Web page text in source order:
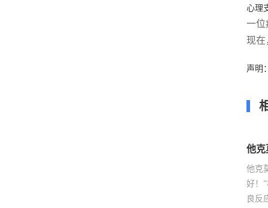
心理
一位
现在
声明
他克
他克
好！
良反